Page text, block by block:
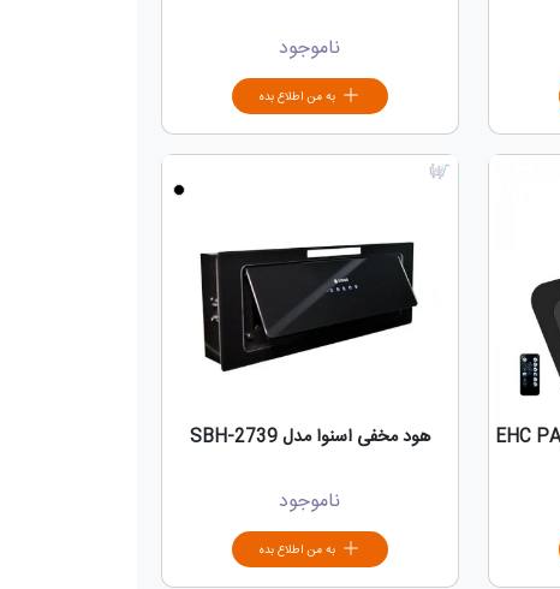
ناموجود
به من اطلاع بده
هود مخفی اسنوا مدل SBH-2739
ناموجود
به من اطلاع بده